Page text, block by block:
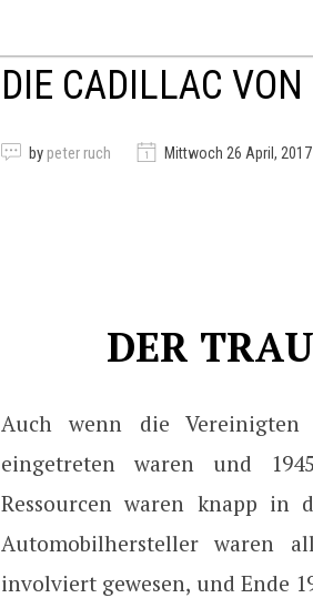
DIE CADILLAC
by peter ruch Mittwoch 26 April, 2017
DER
Auch wenn die
eingetreten waren und
Ressourcen waren knapp in
Automobilhersteller waren
involviert gewesen, und Ende